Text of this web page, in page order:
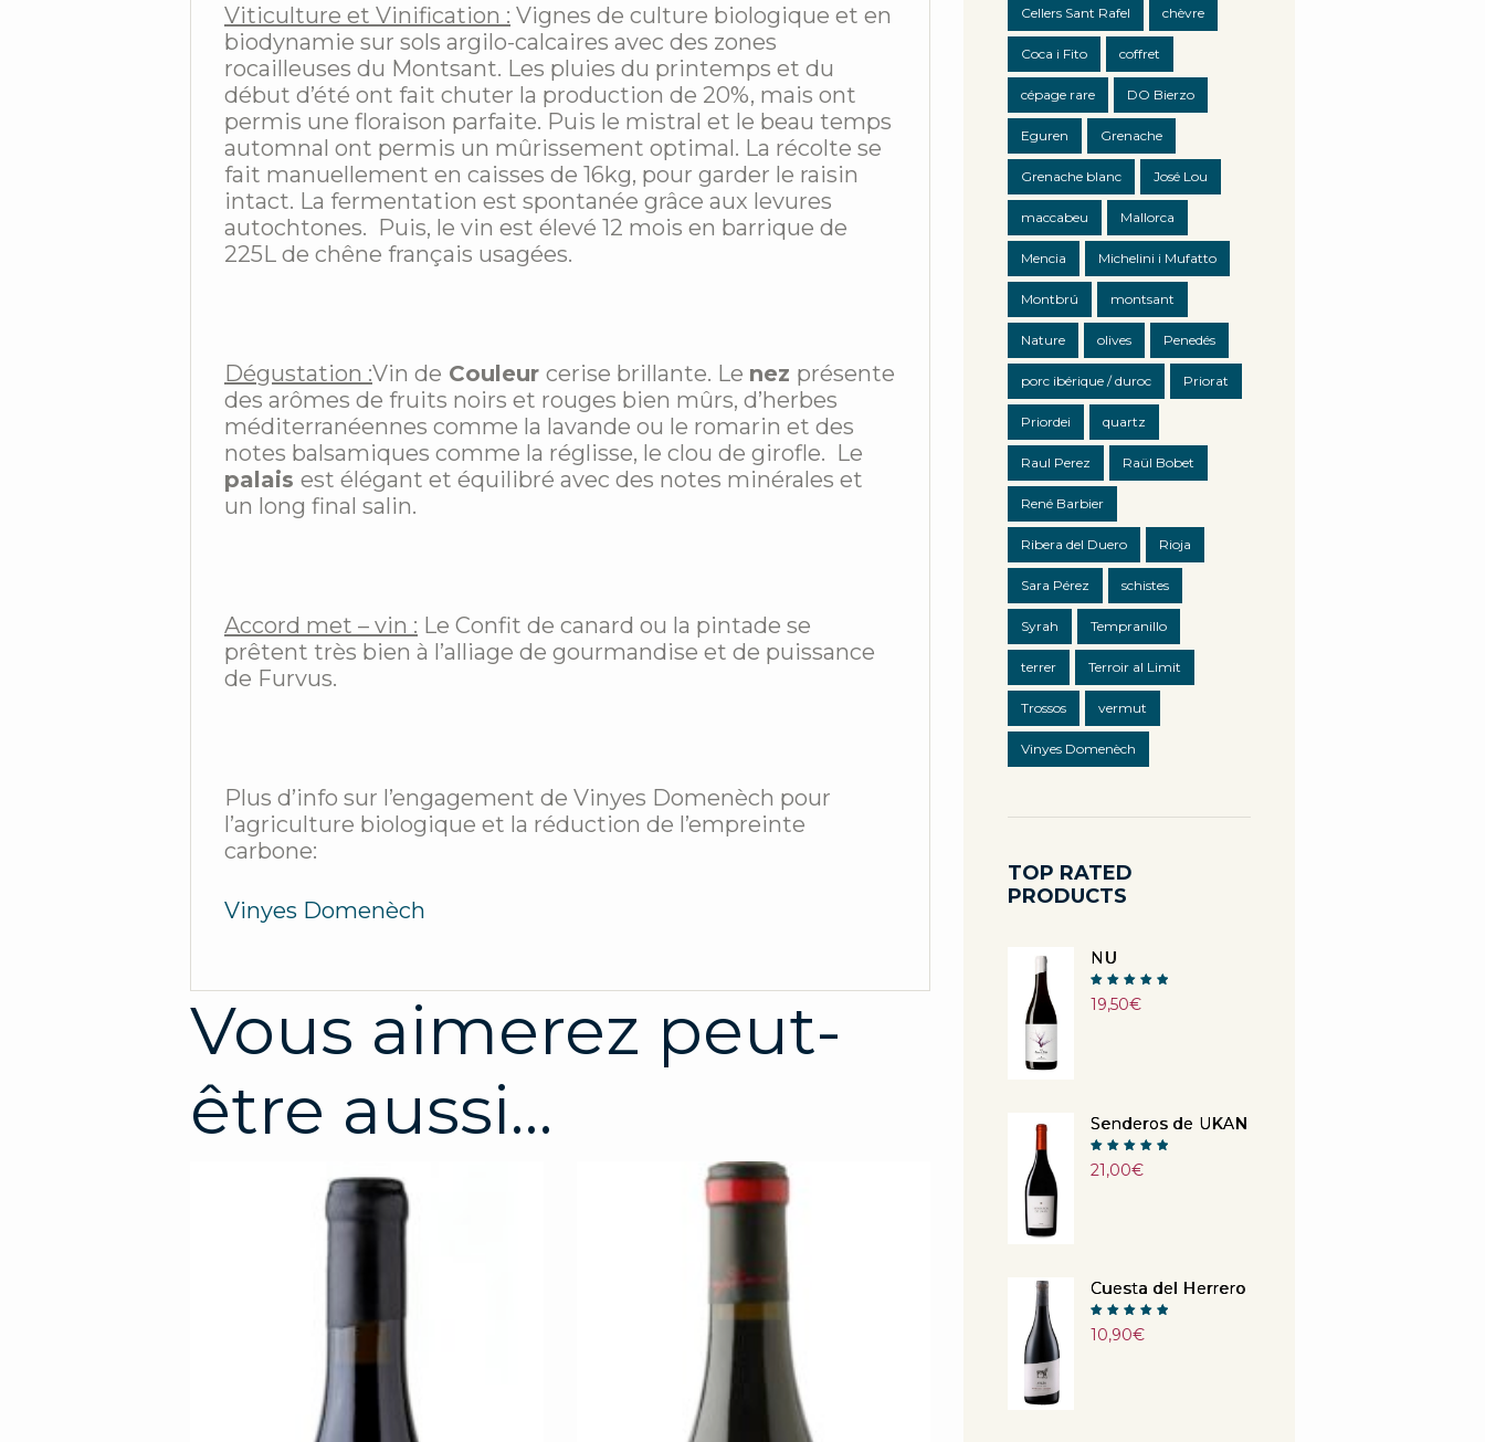
Viticulture et Vinification : Vignes de culture biologique et en
biodynamie sur sols argilo-calcaires avec des zones
rocailleuses du Montsant. Les pluies du printemps et du
début d’été ont fait chuter la production de 20%, mais ont
permis une floraison parfaite. Puis le mistral et le beau temps
automnal ont permis un mûrissement optimal. La récolte se
fait manuellement en caisses de 16kg, pour garder le raisin
intact. La fermentation est spontanée grâce aux levures
autochtones. Puis, le vin est élevé 12 mois en barrique de
225L de chêne français usagées.
Dégustation :Vin de Couleur cerise brillante. Le nez présente
des arômes de fruits noirs et rouges bien mûrs, d’herbes
méditerranéennes comme la lavande ou le romarin et des
notes balsamiques comme la réglisse, le clou de girofle. Le
palais est élégant et équilibré avec des notes minérales et
un long final salin.
Accord met – vin : Le Confit de canard ou la pintade se
prêtent très bien à l’alliage de gourmandise et de puissance
de Furvus.
Plus d’info sur l’engagement de Vinyes Domenèch pour
l’agriculture biologique et la réduction de l’empreinte
carbone:
Vinyes Domenèch
Vous aimerez peut-
être aussi…
Cellers Sant Rafel chèvre
Coca i Fito coffret
cépage rare DO Bierzo
Eguren Grenache
Grenache blanc José Lou
maccabeu Mallorca
Mencia Michelini i Mufatto
Montbrú montsant
Nature olives Penedés
porc ibérique / duroc Priorat
Priordei quartz
Raul Perez Raül Bobet
René Barbier
Ribera del Duero Rioja
Sara Pérez schistes
Syrah Tempranillo
terrer Terroir al Limit
Trossos vermut
Vinyes Domenèch
TOP RATED
PRODUCTS
NU
Note
5.00
19,50€
Senderos de UKAN
5.00
21,00€
Cuesta del Herrero
Note
5.00
10,90€